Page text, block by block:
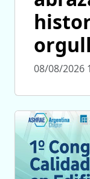
08/08/2026